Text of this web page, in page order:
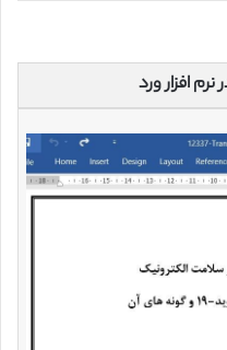
افزار ورد